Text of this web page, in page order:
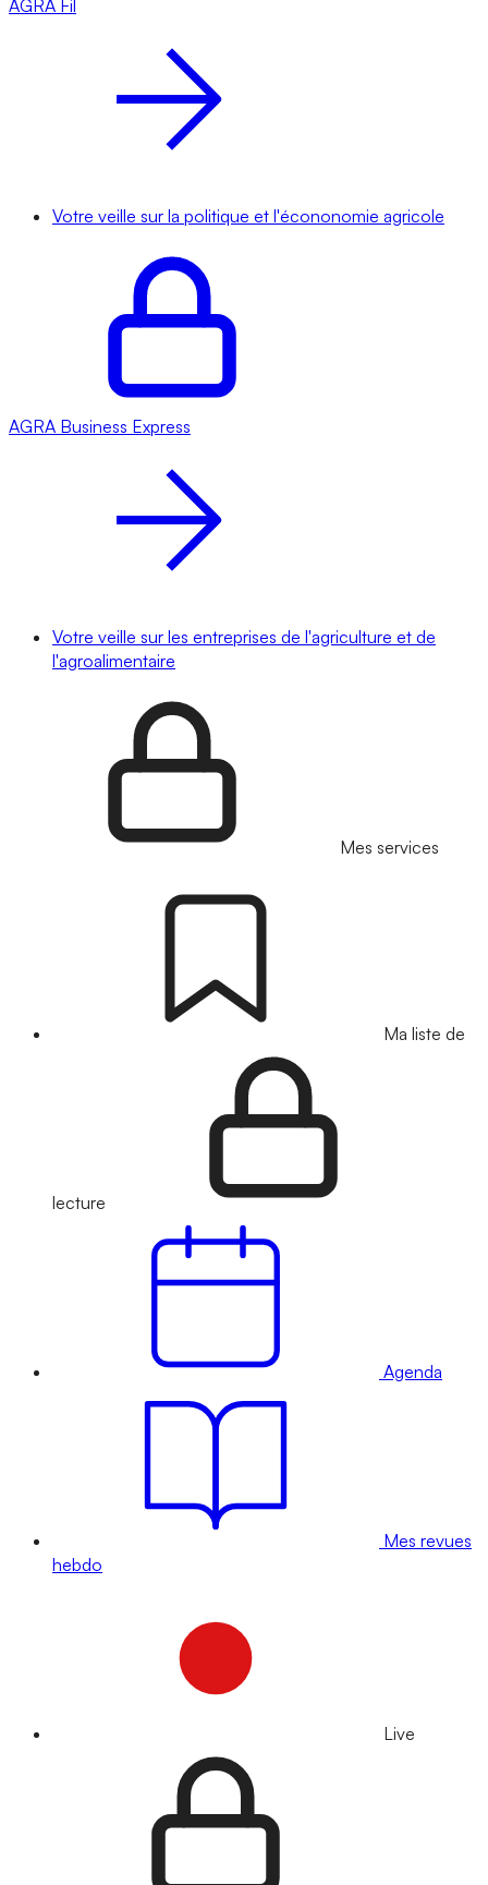
AGRA Fil
Votre veille sur la politique et l'écononomie agricole
AGRA Business Express
Votre veille sur les entreprises de l'agriculture et de
l'agroalimentaire
Mes services
Ma liste de
lecture
Agenda
Mes revues
hebdo
Live